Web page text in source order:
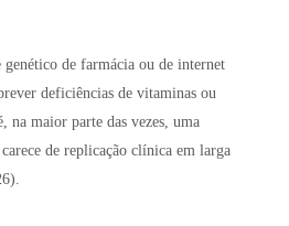
genético de farmácia ou de internet
deficiências de vitaminas ou
na maior parte das vezes, uma
de replicação clínica em larga